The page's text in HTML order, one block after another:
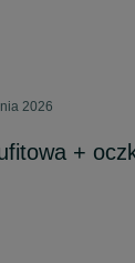
2026
+